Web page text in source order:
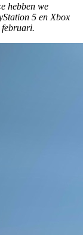
hebben we
5 en Xbox
februari.